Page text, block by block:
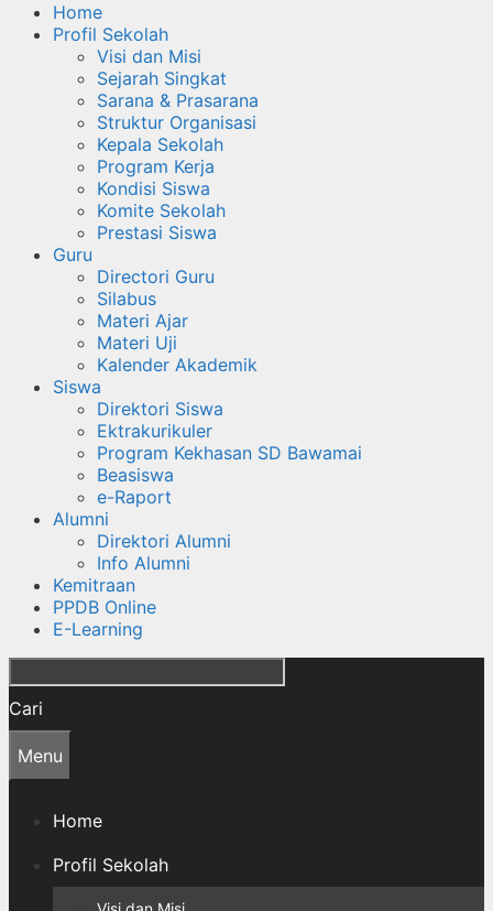
Home
Profil Sekolah
Visi dan Misi
Sejarah Singkat
Sarana & Prasarana
Struktur Organisasi
Kepala Sekolah
Program Kerja
Kondisi Siswa
Komite Sekolah
Prestasi Siswa
Guru
Directori Guru
Silabus
Materi Ajar
Materi Uji
Kalender Akademik
Siswa
Direktori Siswa
Ektrakurikuler
Program Kekhasan SD Bawamai
Beasiswa
e-Raport
Alumni
Direktori Alumni
Info Alumni
Kemitraan
PPDB Online
E-Learning
Cari
Menu
Home
Profil Sekolah